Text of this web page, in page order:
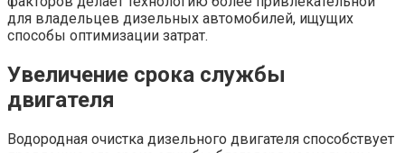
для владельцев дизельных автомобилей, ищущих
способы оптимизации затрат.
Увеличение срока службы
двигателя
Водородная очистка дизельного двигателя способствует